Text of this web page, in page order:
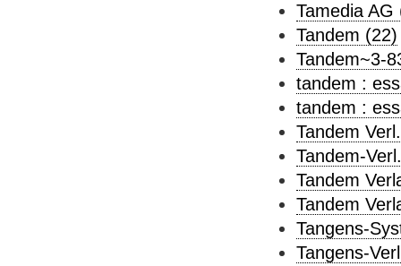
Tamedia AG
Tandem (22)
Tandem~3-
tandem :
tandem :
Tandem
Tandem-
Tandem
Tandem
Tangens-
Tangens-